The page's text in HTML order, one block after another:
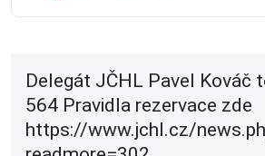
Delegát JČHL Pavel Kováč
564‬‬ Pravidla rezervace zde
https://www.jchl.cz/